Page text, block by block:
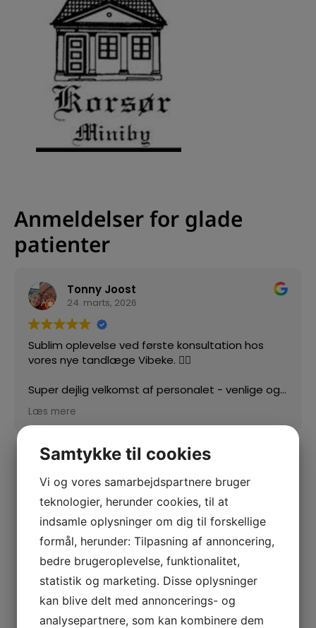
Anmeldelser for glade
patienter
Tonny Joost
24. marts, 2026
Sublim oplevelse ved første konsultation hos
vores nye tandlæge Vibeke. 👍🏻
Super dejlig velkomst af personalet - venlige og
imødekommende 🙏🏻
Læs mere
Samtykke til cookies
Vi og vores samarbejdspartnere bruger
teknologier, herunder cookies, til at
indsamle oplysninger om dig til forskellige
formål, herunder: Tilpasning af annoncering,
bedre brugeroplevelse, funktionalitet,
statistik og marketing. Disse oplysninger
kan blive delt med annoncerings- og
analysepartnere, som kan kombinere dem